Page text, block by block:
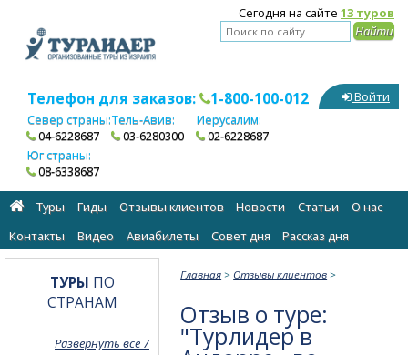
Сегодня на сайте 13 туров
Телефон для заказов: 1-800-100-012
Север страны:
04-6228687
Тель-Авив:
03-6280300
Иерусалим:
02-6228687
Юг страны:
08-6338687
Войти
Туры Гиды Отзывы клиентов Новости Статьи
О нас
Контакты
Видео Авиабилеты Cовет дня Рассказ дня
Главная > Отзывы клиентов >
Отзыв о туре:
"Турлидер в
ТУРЫ ПО
СТРАНАМ
Развернуть все 7